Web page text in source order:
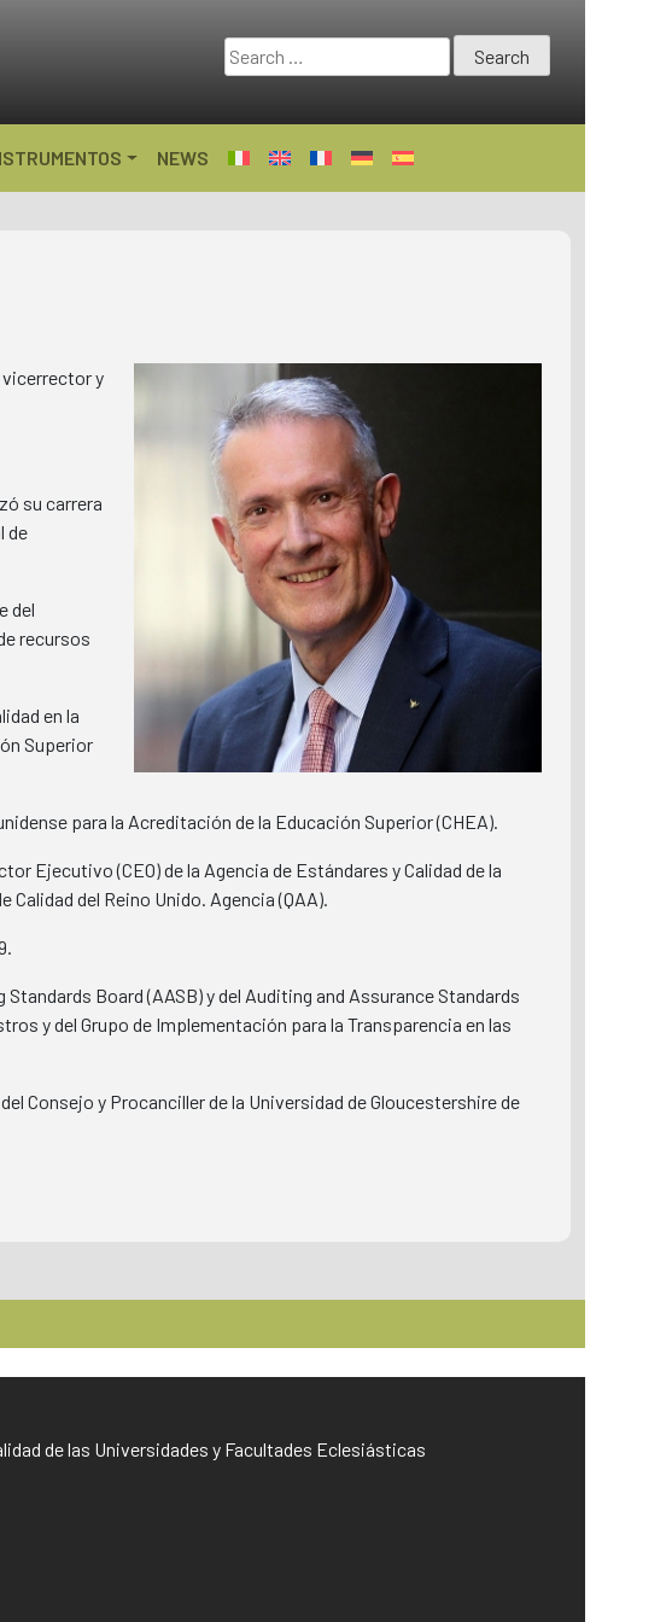
Search
for:
NEWS
vicerrector y
su carrera
de
del
recursos
en la
Superior
para la Acreditación de la Educación Superior (CHEA).
Ejecutivo (CEO) de la Agencia de Estándares y Calidad de la
del Reino Unido. Agencia (QAA).
Board (AASB) y del Auditing and Assurance Standards
y del Grupo de Implementación para la Transparencia en las
Consejo y Procanciller de la Universidad de Gloucestershire de
de las Universidades y Facultades Eclesiásticas